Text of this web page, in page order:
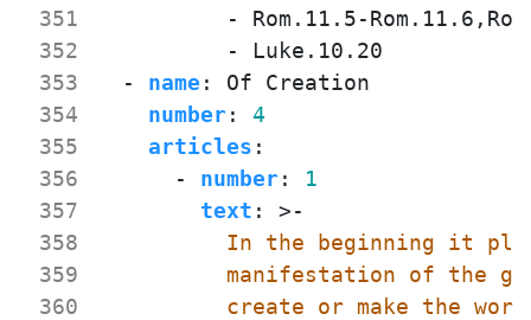
351
352
353
354
355
356
357
358
359
360
- Rom.11.5-
- Luke.10.20
- name :
Of Creation
number:
4
articles :
- number:
1
text : >-